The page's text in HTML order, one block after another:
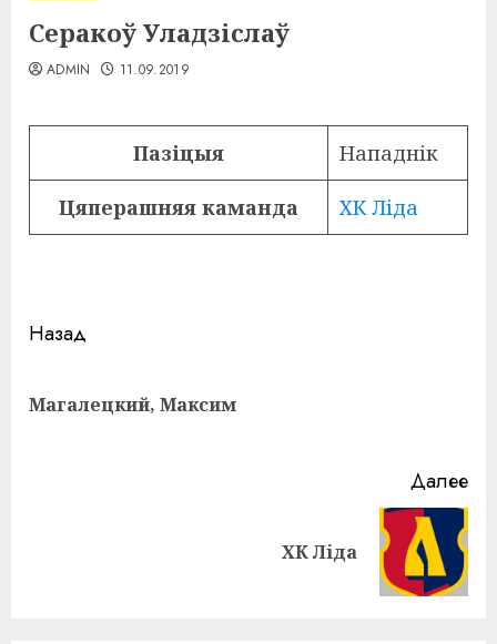
Серакоў Уладзіслаў
ADMIN 11.09.2019
Пазіцыя Нападнік
Цяперашняя каманда ХК Ліда
Навигация
Назад
Магалецкий, Максим
Далее
ХК Ліда